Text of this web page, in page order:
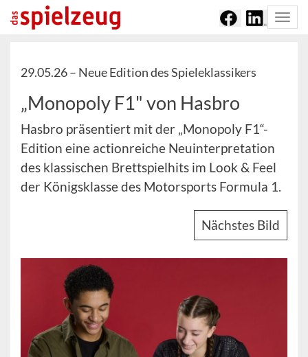
29.05.26 – Neue Edition des Spieleklassikers
„Monopoly F1" von Hasbro
Hasbro präsentiert mit der „Monopoly F1“-
Edition eine actionreiche Neuinterpretation
des klassischen Brettspielhits im Look & Feel
der Königsklasse des Motorsports Formula 1.
Nächstes Bild